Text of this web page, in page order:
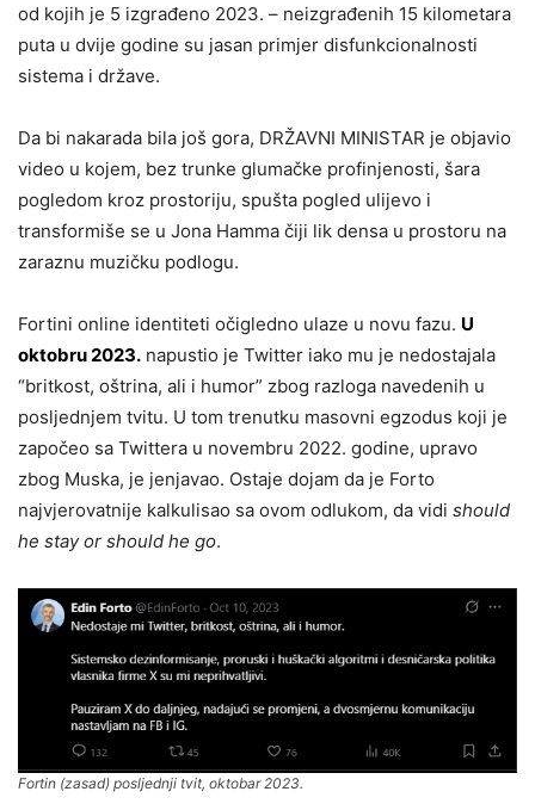
od kojih je 5 izgrađeno 2023. – neizgrađenih 15 kilometara
puta u dvije godine su jasan primjer disfunkcionalnosti
sistema i države.
Da bi nakarada bila još gora, DRŽAVNI MINISTAR je objavio
video u kojem, bez trunke glumačke profinjenosti, šara
pogledom kroz prostoriju, spušta pogled ulijevo i
transformiše se u Jona Hamma čiji lik densa u prostoru na
zaraznu muzičku podlogu.
Fortini online identiteti očigledno ulaze u novu fazu. U
oktobru 2023. napustio je Twitter iako mu je nedostajala
“britkost, oštrina, ali i humor” zbog razloga navedenih u
posljednjem tvitu. U tom trenutku masovni egzodus koji je
započeo sa Twittera u novembru 2022. godine, upravo
zbog Muska, je jenjavao. Ostaje dojam da je Forto
najvjerovatnije kalkulisao sa ovom odlukom, da vidi should
he stay or should he go.
Fortin (zasad) posljednji tvit, oktobar 2023.